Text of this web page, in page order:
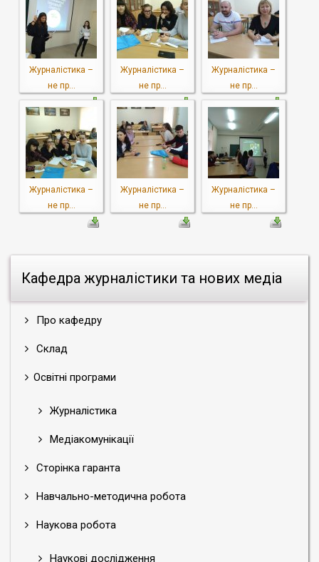
Кафедра журналістики та нових медіа
Про кафедру
Склад
Освітні програми
Журналістика
Медіакомунікації
Сторінка гаранта
Навчально-методична робота
Наукова робота
Наукові дослідження
Журналістика –
не пр...
Журналістика –
не пр...
Журналістика –
не пр...
Журналістика –
не пр...
Журналістика –
не пр...
Журналістика –
не пр...